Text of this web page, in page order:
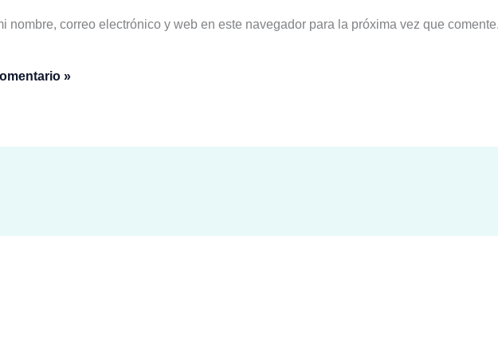
nombre, correo electrónico y web en este navegador para la próxima vez que